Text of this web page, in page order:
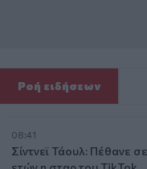
Ροή ειδήσεων
08:41
Σίντνεϊ Τάουλ: Πέθανε